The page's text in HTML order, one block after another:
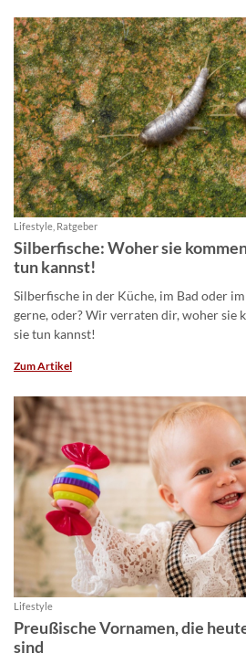
Lifestyle, Ratgeber
Silberfische: Woher sie
tun kannst!
Silberfische in der Küche, im Bad oder
gerne, oder? Wir verraten dir, woher sie
sie tun kannst!
Zum Artikel
Lifestyle
Preußische Vornamen, die
sind